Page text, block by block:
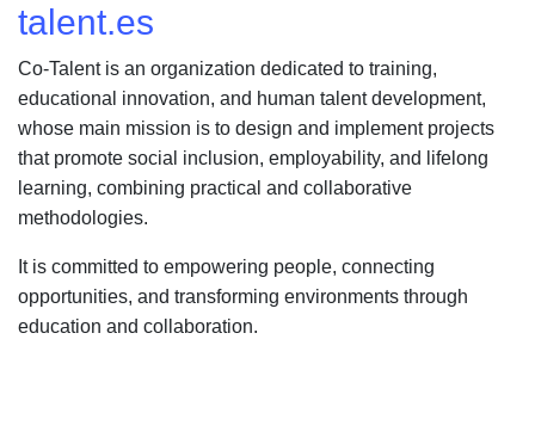
talent.es
Co-Talent is an organization dedicated to training,
educational innovation, and human talent development,
whose main mission is to design and implement projects
that promote social inclusion, employability, and lifelong
learning, combining practical and collaborative
methodologies.
It is committed to empowering people, connecting
opportunities, and transforming environments through
education and collaboration.